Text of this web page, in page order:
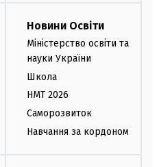
Новини Освіти
Міністерство освіти та
науки України
Школа
НМТ 2026
Саморозвиток
Навчання за кордоном